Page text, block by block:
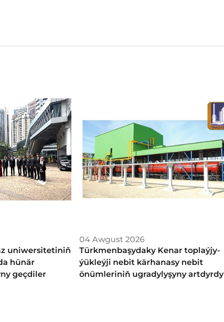
uniwersitetiniň
hünär
geçdiler
04 Awgust 2026
Türkmenbaşydaky Kenar toplaýjy-
ýükleýji nebit kärhanasy nebit
önümleriniň ugradylyşyny artdyrdy